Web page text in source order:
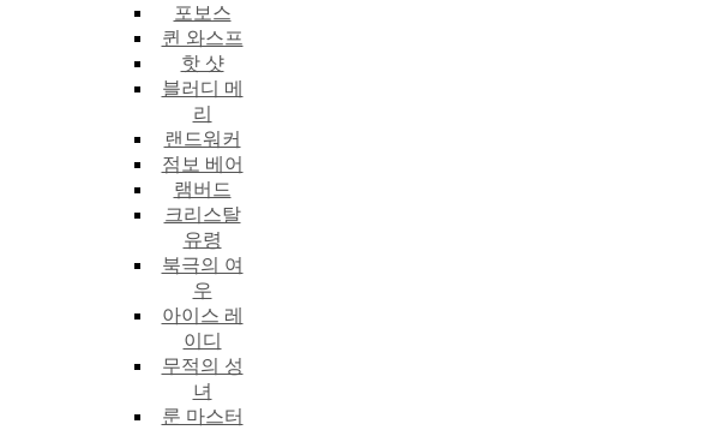
포보스
퀸 와스프
핫 샷
블러디 메
리
랜드워커
점보 베어
램버드
크리스탈
유령
북극의 여
우
아이스 레
이디
무적의 성
녀
룬 마스터